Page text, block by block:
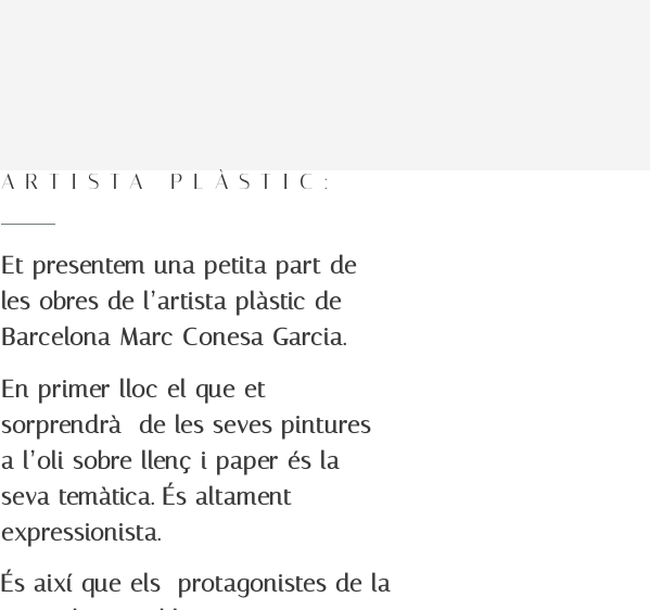
ARTISTA PLÀSTIC:
Et presentem una petita part de
les obres de l’artista plàstic de
Barcelona Marc Conesa Garcia.
En primer lloc el que et
sorprendrà de les seves pintures
a l’oli sobre llenç i paper és la
seva temàtica. És altament
expressionista.
És així que els protagonistes de la